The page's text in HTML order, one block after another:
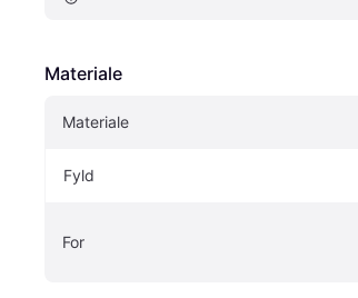
Materiale
Materiale
Fyld
For